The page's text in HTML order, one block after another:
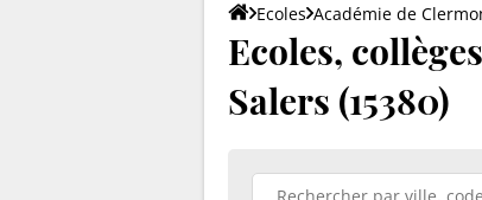
Ecoles Académie de
Ecoles,
Salers (15380)